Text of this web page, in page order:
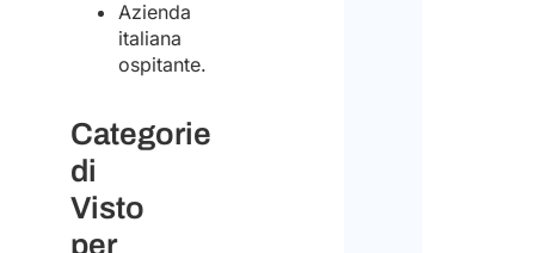
Azienda
italiana
ospitante.
Categorie
di
Visto
per